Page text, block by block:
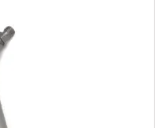
PSA 1.6...